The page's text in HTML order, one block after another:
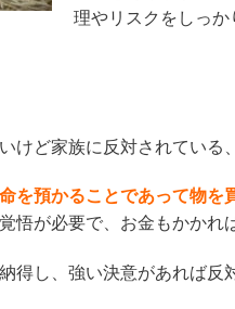
理やリスクをしっか
n
けど家族に反対されている
命を預かることであって物を
悟が必要で、お金もかかれ
得し、強い決意があれば反